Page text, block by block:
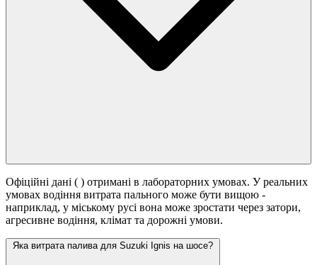
Офіційні дані ( ) отримані в лабораторних умовах. У реальних
умовах водіння витрата пального може бути вищою -
наприклад, у міському русі вона може зростати через затори,
агресивне водіння, клімат та дорожні умови.
Яка витрата палива для Suzuki Ignis на шосе?